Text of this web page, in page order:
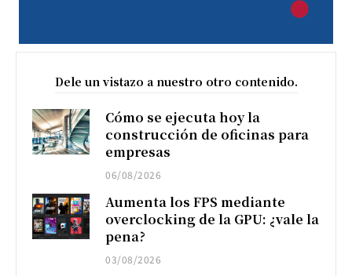
Dele un vistazo a nuestro otro contenido.
Cómo se ejecuta hoy la
construcción de oficinas para
empresas
06/08/2026
Aumenta los FPS mediante
overclocking de la GPU: ¿vale la
pena?
03/08/2026